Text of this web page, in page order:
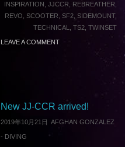
INSPIRATION JJCCR REBREATHER
REVO SCOOTER SF2, SIDEMOUNT,
TECHNICAL
TS2, TWINSET
LEAVE A COMMENT
New JJ-CCR arrived!
2019年10月21日 AFGHAN GONZALEZ
- DIVING